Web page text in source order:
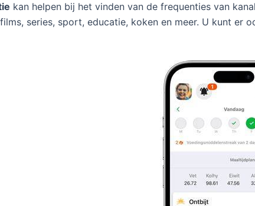
kan helpen bij het vinden van de frequenties van
series, sport, educatie, koken en meer. U kunt er